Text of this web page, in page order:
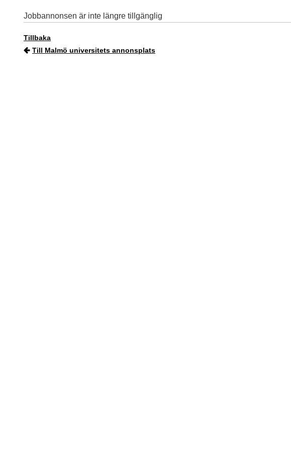
Jobbannonsen är inte längre tillgänglig
Tillbaka
Till Malmö universitets annonsplats